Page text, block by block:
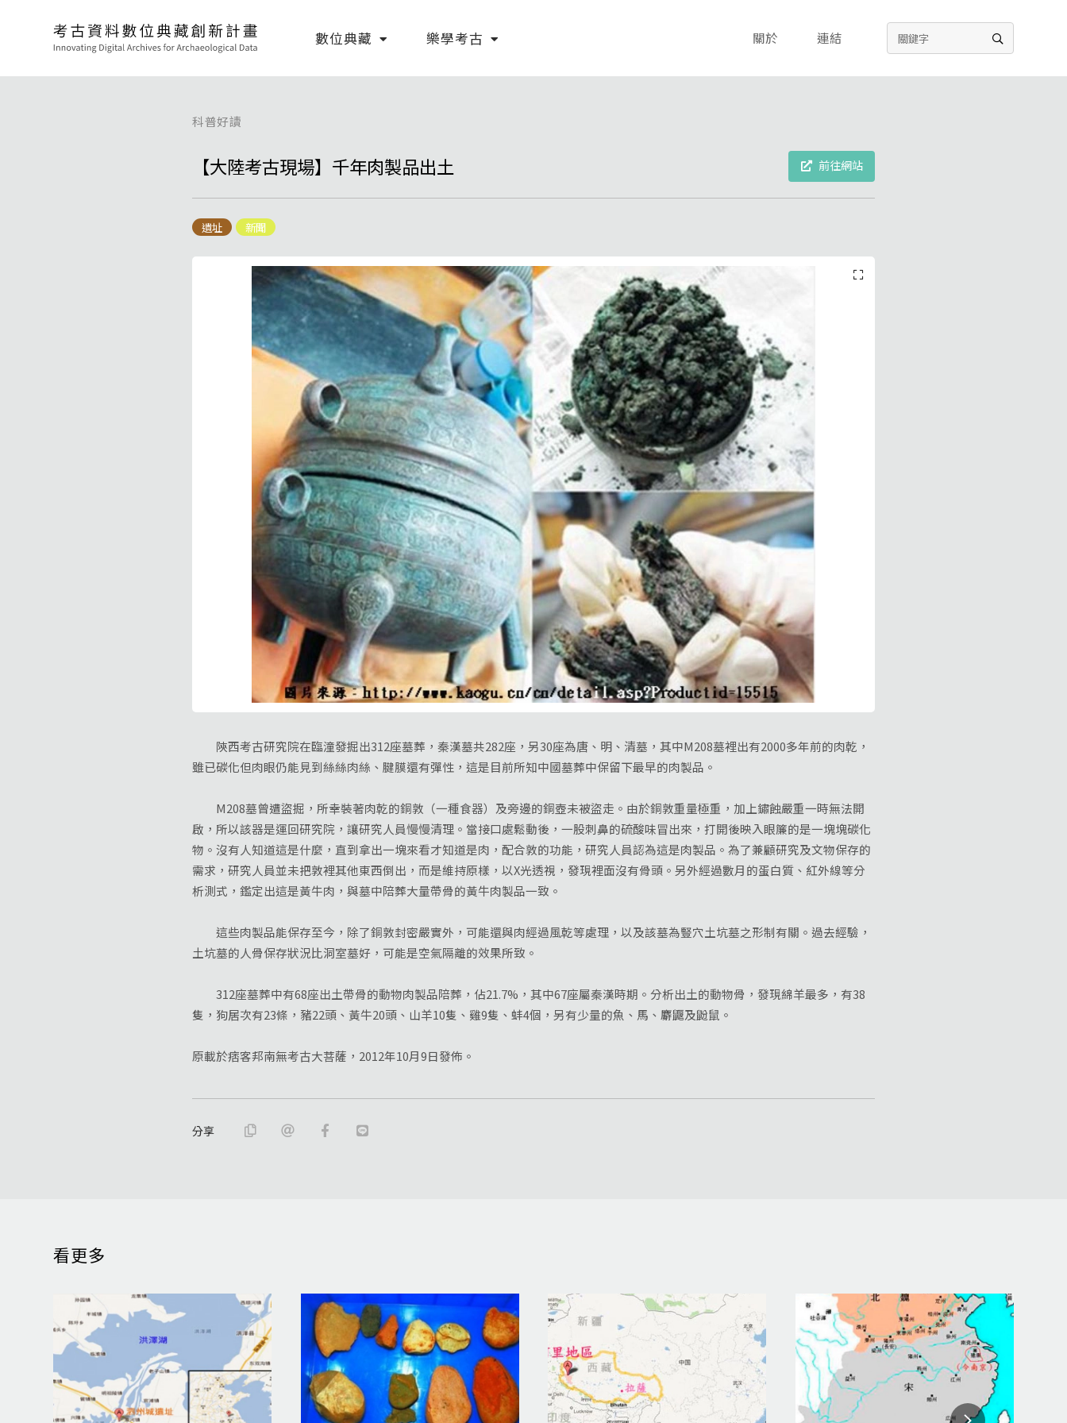
數位典藏 樂學考古 關於 連結
科普好讀
【大陸考古現場】千年肉製品出土 前往網站
遺址 新聞
陝西考古研究院在臨潼發掘出312座墓葬，秦漢墓共282座，另30座為唐、明、清墓，其中M208墓裡出有2000多年前的肉乾，
雖已碳化但肉眼仍能見到絲絲肉絲、腱膜還有彈性，這是目前所知中國墓葬中保留下最早的肉製品。
M208墓曾遭盜掘，所幸裝著肉乾的銅敦（一種食器）及旁邊的銅壺未被盜走。由於銅敦重量極重，加上鏽蝕嚴重一時無法開
啟，所以該器是運回研究院，讓研究人員慢慢清理。當接口處鬆動後，一股刺鼻的硫酸味冒出來，打開後映入眼簾的是一塊塊碳化
物。沒有人知道這是什麼，直到拿出一塊來看才知道是肉，配合敦的功能，研究人員認為這是肉製品。為了兼顧研究及文物保存的
需求，研究人員並未把敦裡其他東西倒出，而是維持原樣，以X光透視，發現裡面沒有骨頭。另外經過數月的蛋白質、紅外線等分
析測式，鑑定出這是黃牛肉，與墓中陪葬大量帶骨的黃牛肉製品一致。
這些肉製品能保存至今，除了銅敦封密嚴實外，可能還與肉經過風乾等處理，以及該墓為豎穴土坑墓之形制有關。過去經驗，
土坑墓的人骨保存狀況比洞室墓好，可能是空氣隔離的效果所致。
312座墓葬中有68座出土帶骨的動物肉製品陪葬，佔21.7%，其中67座屬秦漢時期。分析出土的動物骨，發現綿羊最多，有38
隻，狗居次有23條，豬22頭、黃牛20頭、山羊10隻、雞9隻、蚌4個，另有少量的魚、馬、麝鼴及鼢鼠。
原載於痞客邦南無考古大菩薩，2012年10月9日發佈。
分享
看更多